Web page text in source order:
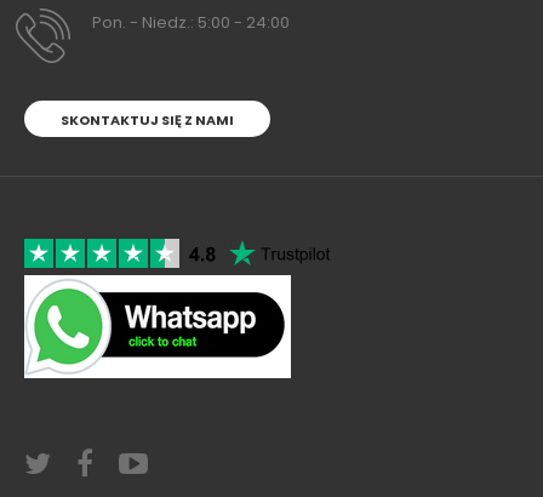
Pon. - Niedz.: 5:00 - 24:00
SKONTAKTUJ SIĘ Z NAMI